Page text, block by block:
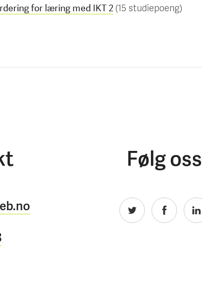
for læring med IKT 2(15 studiepoeng)
Følg oss